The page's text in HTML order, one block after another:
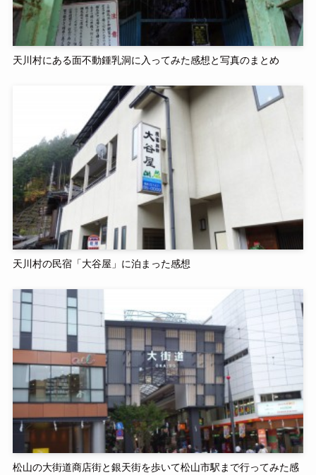
天川村にある面不動鍾乳洞に入ってみた感想と写真のまとめ
天川村の民宿「大谷屋」に泊まった感想
松山の大街道商店街と銀天街を歩いて松山市駅まで行ってみた感